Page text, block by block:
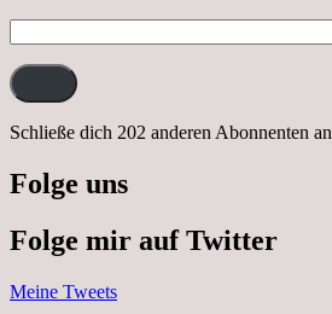
Mail-
Adresse:
Schließe dich 202 anderen Abonnenten an
Folge uns
Folge mir auf Twitter
Meine Tweets